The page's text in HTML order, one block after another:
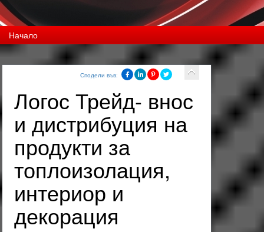
Начало
Сподели във:
Логос Трейд- внос
и дистрибуция на
продукти за
топлоизолация,
интериор и
декорация